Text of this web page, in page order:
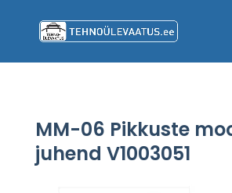
MM-06 Pikkuste
juhend V1003051